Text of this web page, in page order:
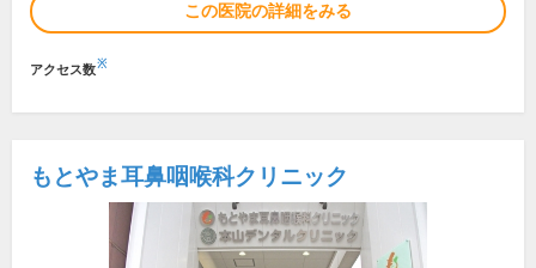
この医院の詳細をみる
アクセス数※
もとやま耳鼻咽喉科クリニック